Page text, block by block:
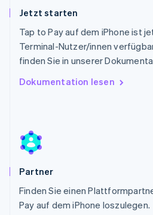
Jetzt starten
Tap to Pay auf dem iPhone ist
Terminal-­Nutzer/innen
finden Sie in unserer
Dokumentation lesen
Partner
Finden Sie einen
Pay auf dem iPhone loszulegen.
English
Österreich
Deutsch English
Polen
English
Portugal
Svenska
Schweiz
Singapur
English 简体中文
English